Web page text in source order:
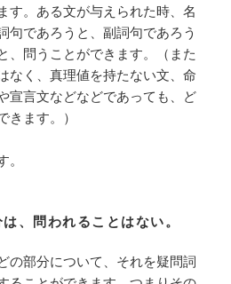
す。ある文が与えられた時、名
句であろうと、副詞句であろう
、問うことができます。（また
なく、真理値を持たない文、命
宣言文などなどであっても、ど
きます。）
、問われることはない。
の部分について、それを疑問詞